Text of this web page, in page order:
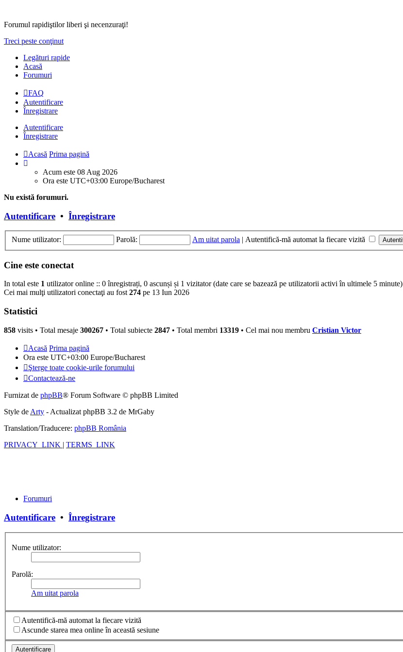
Forumul rapidiştilor liberi şi necenzuraţi!
Treci peste conţinut
Legături rapide
Acasă
Forumuri
FAQ
Autentificare
Înregistrare
Autentificare
Înregistrare
Acasă Prima pagină
Acum este 08 Aug 2026
Ora este UTC+03:00 Europe/Bucharest
Nu există forumuri.
Autentificare • Înregistrare
Nume utilizator: Parolă: Am uitat parola | Autentifică-mă automat la fiecare vizită
Cine este conectat
In total este 1 utilizator online :: 0 înregistrați, 0 ascunși și 1 vizitator (date care se bazează pe utilizatorii activi în ultimele 5 minute)
Cei mai mulţi utilizatori conectaţi au fost274 pe 13 Iun 2026
Statistici
858 visits • Total mesaje 300267 • Total subiecte 2847 • Total membri 13319 • Cel mai nou membru Cristian Victor
Acasă Prima pagină
Ora este UTC+03:00 Europe/Bucharest
Şterge toate cookie-urile forumului
Contactează-ne
Furnizat de phpBB® Forum Software © phpBB Limited
Style de Arty - Actualizat phpBB 3.2 de MrGaby
Translation/Traducere: phpBB România
PRIVACY_LINK | TERMS_LINK
Forumuri
Autentificare • Înregistrare
Nume utilizator:
Parolă:
Am uitat parola
Autentifică-mă automat la fiecare vizită
Ascunde starea mea online în această sesiune